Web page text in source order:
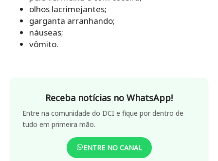
olhos lacrimejantes;
garganta arranhando;
náuseas;
vômito.
Receba notícias no WhatsApp!
Entre na comunidade do DCI e fique por dentro de
tudo em primeira mão.
ENTRE NO CANAL